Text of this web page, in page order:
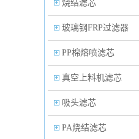
烧结滤芯
玻璃钢FRP过滤器
PP棉熔喷滤芯
真空上料机滤芯
吸头滤芯
PA烧结滤芯